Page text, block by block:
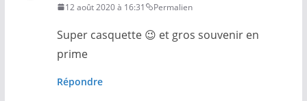
12 août 2020 à 16:31 Permalien
Super casquette 😉 et gros souvenir en
prime
Répondre